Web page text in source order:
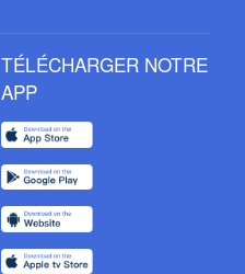
TÉLÉCHARGER NOTRE
APP